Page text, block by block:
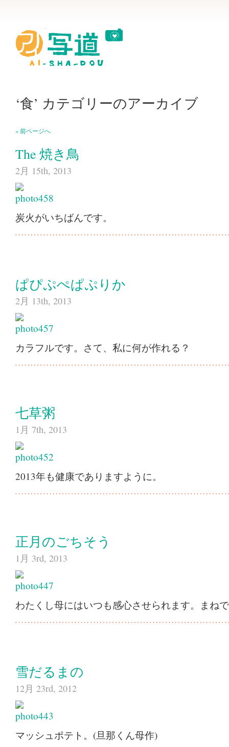
‘食’ カテゴリーのアーカイブ
« 前ページへ
The 焼き鳥
2月 15th, 2013
炭火がいちばんです。
ぱぴぷぺぱぷりか
2月 13th, 2013
カラフルです。さて、私に何が作れる？
七草粥
1月 7th, 2013
2013年も健康でありますように。
正月のごちそう
1月 3rd, 2013
わたくし母にはいつも感心させられます。まね
雪だるまの
12月 23rd, 2012
マッシュポテト。(旦那くん母作)